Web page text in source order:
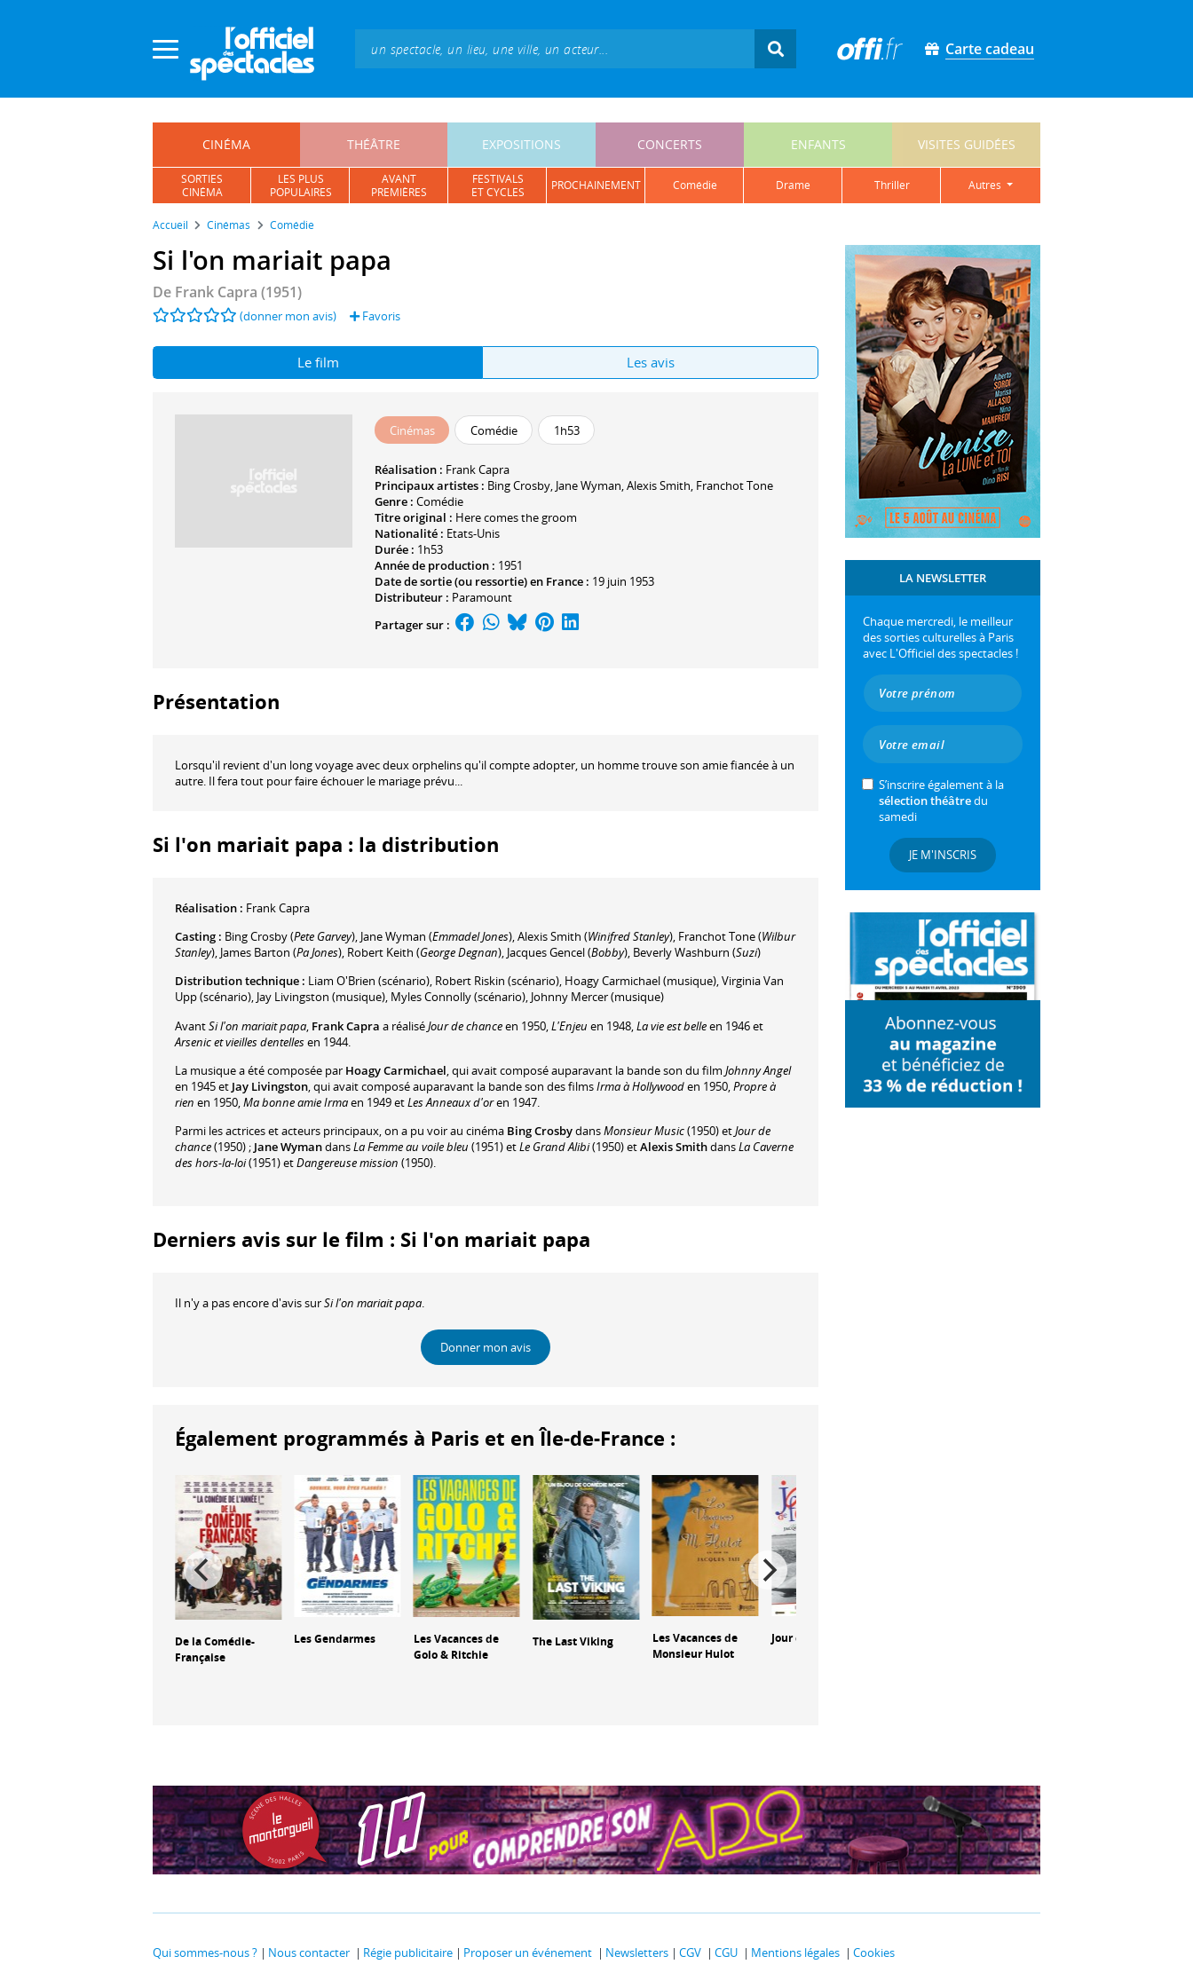
Carte cadeau
CINÉMA THÉÂTRE EXPOSITIONS CONCERTS ENFANTS VISITES GUIDÉES
SORTIES
CINÉMA
LES PLUS
POPULAIRES
AVANT
PREMIÈRES
FESTIVALS
ET CYCLES
PROCHAINEMENT comédie drame thriller autres
Accueil Cinémas Comédie
Si l'on mariait papa
De Frank Capra (1951)
(donner mon avis) Favoris
Le film Les avis
Cinémas Comédie 1h53
Réalisation : Frank Capra
Principaux artistes : Bing Crosby, Jane Wyman,Alexis Smith, Franchot Tone
Genre : Comédie
Titre original : Here comes the groom
Nationalité : Etats-Unis
Durée : 1h53
Année de production : 1951
Date de sortie (ou ressortie) en France : 19 juin 1953
Distributeur : Paramount
Partager sur :
Présentation
Lorsqu'il revient d'un long voyage avec deux orphelins qu'il compte adopter, un homme trouve son amie fiancée à un
autre. Il fera tout pour faire échouer le mariage prévu...
Si l'on mariait papa : la distribution
Réalisation : Frank Capra
Casting : Bing Crosby(Pete Garvey), Jane Wyman (Emmadel Jones),Alexis Smith (Winifred Stanley), Franchot Tone(Wilbur
Stanley), James Barton (Pa Jones), Robert Keith (George Degnan), Jacques Gencel(Bobby), Beverly Washburn (Suzi)
Distribution technique : Liam O'Brien (scénario), Robert Riskin (scénario), Hoagy Carmichael(musique),Virginia Van
Upp(scénario), Jay Livingston (musique), Myles Connolly(scénario), Johnny Mercer(musique)
AvantSi l'on mariait papa, Frank Capra a réaliséJour de chanceen 1950,L'Enjeu en 1948,La vie est belleen 1946 et
Arsenic et vieilles dentellesen 1944.
La musique a été composée par Hoagy Carmichael, qui avait composé auparavant la bande son du film Johnny Angel
en 1945 et Jay Livingston, qui avait composé auparavant la bande son des filmsIrma à Hollywooden 1950,Propre à
rien en 1950,Ma bonne amie Irmaen 1949 etLes Anneaux d'oren 1947.
Parmi les actrices et acteurs principaux, on a pu voir au cinéma Bing CrosbydansMonsieur Music(1950) etJour de
chance(1950) ; Jane WymandansLa Femme au voile bleu (1951) etLe Grand Alibi(1950) etAlexis SmithdansLa Caverne
des hors-la-loi(1951) etDangereuse mission (1950).
Derniers avis sur le film : Si l'on mariait papa
Il n'y a pas encore d'avis surSi l'on mariait papa.
Donner mon avis
Également programmés à Paris et en Île-de-France :
De la Comédie-
Française
Les Gendarmes
Les Vacances de
Golo & Ritchie
The Last Viking
Les Vacances de
Monsieur Hulot
Jour de fête
LA NEWSLETTER
Chaque mercredi, le meilleur
des sorties culturelles à Paris
avec L'Officiel des spectacles !
S’inscrire également à la
sélection théâtredu
samedi
JE M'INSCRIS
Qui sommes-nous ? Nous contacter Régie publicitaire Proposer un événement Newsletters CGV CGU Mentions légales Cookies